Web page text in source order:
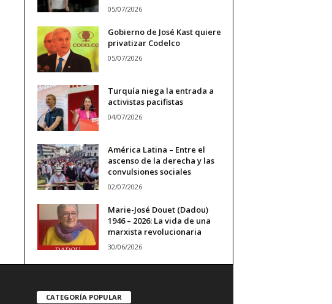
05/07/2026
Gobierno de José Kast quiere
privatizar Codelco
05/07/2026
Turquía niega la entrada a
activistas pacifistas
04/07/2026
América Latina – Entre el
ascenso de la derecha y las
convulsiones sociales
02/07/2026
Marie-José Douet (Dadou)
1946 – 2026: La vida de una
marxista revolucionaria
30/06/2026
CATEGORÍA POPULAR